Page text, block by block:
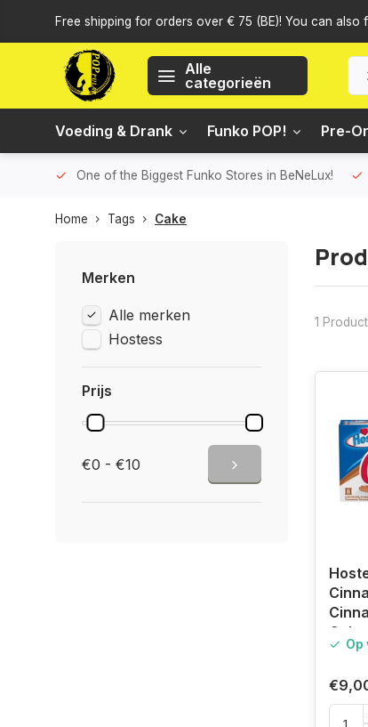
Free shipping for orders over € 75 (BE)! You can
Alle
categorieën
Voeding & Drank Funko POP! Pre-
One of the Biggest Funko Stores in BeNeLux!
Home Tags Cake
Merken
Alle merken
Hostess
Prijs
€0 - €10
1
Op